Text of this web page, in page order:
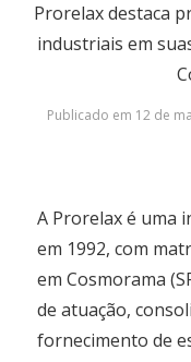
Prorelax destaca
industriais em
Publicado em 12 de
A Prorelax é uma
em 1992, com
em Cosmorama
de atuação,
fornecimento de